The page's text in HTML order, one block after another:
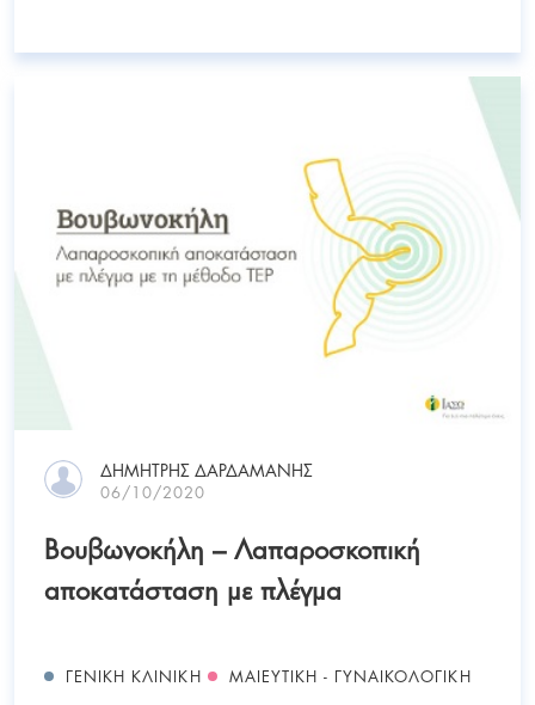
ΔΗΜΉΤΡΗΣ ΔΑΡΔΑΜΆΝΗΣ
06/10/2020
Βουβωνοκήλη – Λαπαροσκοπική
αποκατάσταση με πλέγμα
ΓΕΝΙΚΗ ΚΛΙΝΙΚΗ ΜΑΙΕΥΤΙΚΗ - ΓΥΝΑΙΚΟΛΟΓΙΚΗ